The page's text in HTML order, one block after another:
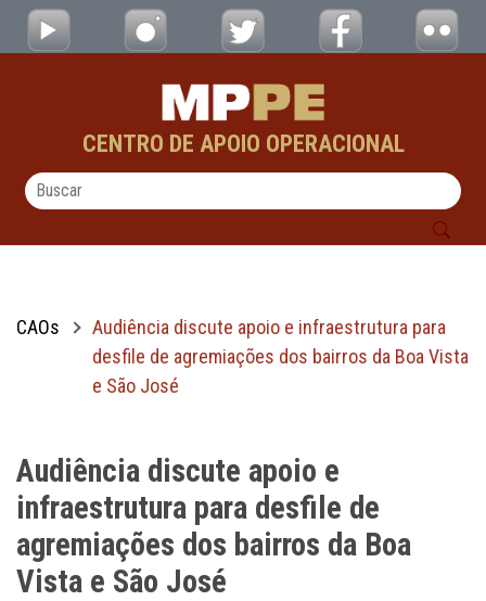
Pular para o Conteúdo principal
Audiência discute apoio e infraestrutura
CENTRO DE APOIO OPERACIONAL
CAOs
Audiência discute apoio e infraestrutura para
desfile de agremiações dos bairros da Boa Vista
e São José
Audiência discute apoio e
infraestrutura para desfile de
agremiações dos bairros da Boa
Vista e São José